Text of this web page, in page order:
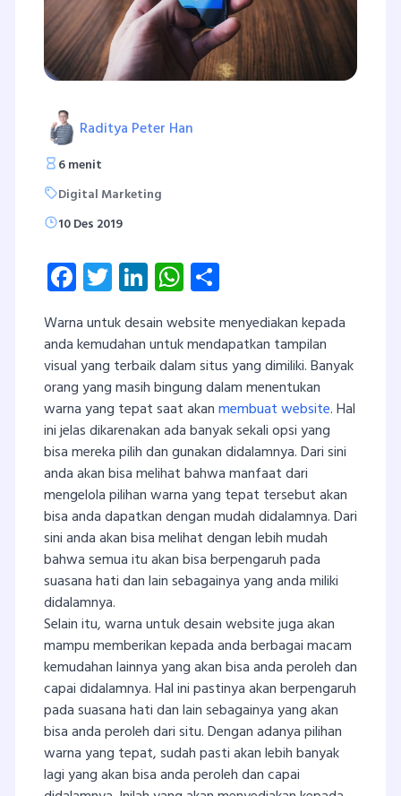
Raditya Peter Han
6 menit
Digital Marketing
10 Des 2019
Facebook
Twitter
LinkedInWhatsApp
Warna untuk desain website menyediakan kepada
anda kemudahan untuk mendapatkan tampilan
visual yang terbaik dalam situs yang dimiliki. Banyak
orang yang masih bingung dalam menentukan
warna yang tepat saat akanmembuat website. Hal
ini jelas dikarenakan ada banyak sekali opsi yang
bisa mereka pilih dan gunakan didalamnya. Dari sini
anda akan bisa melihat bahwa manfaat dari
mengelola pilihan warna yang tepat tersebut akan
bisa anda dapatkan dengan mudah didalamnya. Dari
sini anda akan bisa melihat dengan lebih mudah
bahwa semua itu akan bisa berpengaruh pada
suasana hati dan lain sebagainya yang anda miliki
didalamnya.
Selain itu, warna untuk desain website juga akan
mampu memberikan kepada anda berbagai macam
kemudahan lainnya yang akan bisa anda peroleh dan
capai didalamnya. Hal ini pastinya akan berpengaruh
pada suasana hati dan lain sebagainya yang akan
bisa anda peroleh dari situ. Dengan adanya pilihan
warna yang tepat, sudah pasti akan lebih banyak
lagi yang akan bisa anda peroleh dan capai